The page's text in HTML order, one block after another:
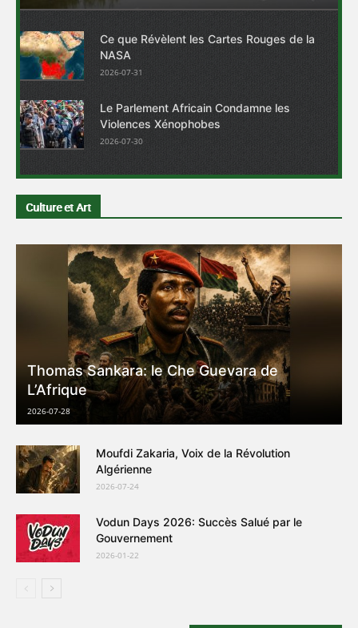
Ce que Révèlent les Cartes Rouges de la
NASA
2026-07-31
Le Parlement Africain Condamne les
Violences Xénophobes
2026-07-30
Culture et Art
Thomas Sankara: le Che Guevara de
L’Afrique
2026-07-28
Moufdi Zakaria, Voix de la Révolution
Algérienne
2026-07-24
Vodun Days 2026: Succès Salué par le
Gouvernement
2026-01-22